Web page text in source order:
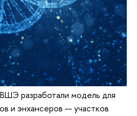
разработали модель для
и энхансеров — участков